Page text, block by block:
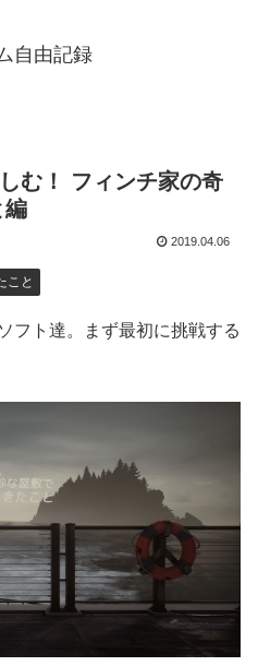
自由記録
む！ フィンチ家の奇
編
2019.04.06
こと
フト達。まず最初に挑戦する